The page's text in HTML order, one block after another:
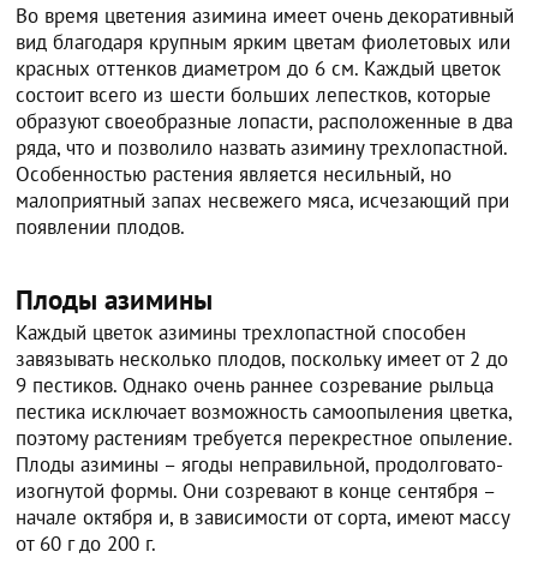
Во время цветения азимина имеет очень декоративный
вид благодаря крупным ярким цветам фиолетовых или
красных оттенков диаметром до 6 см. Каждый цветок
состоит всего из шести больших лепестков, которые
образуют своеобразные лопасти, расположенные в два
ряда, что и позволило назвать азимину трехлопастной.
Особенностью растения является несильный, но
малоприятный запах несвежего мяса, исчезающий при
появлении плодов.
Плоды азимины
Каждый цветок азимины трехлопастной способен
завязывать несколько плодов, поскольку имеет от 2 до
9 пестиков. Однако очень раннее созревание рыльца
пестика исключает возможность самоопыления цветка,
поэтому растениям требуется перекрестное опыление.
Плоды азимины – ягоды неправильной, продолговато-
изогнутой формы. Они созревают в конце сентября –
начале октября и, в зависимости от сорта, имеют массу
от 60 г до 200 г.